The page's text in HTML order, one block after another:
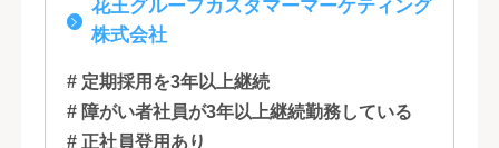
福岡花王グループカスタマーマーケティング
株式会社
# 定期採用を3年以上継続
# 障がい者社員が3年以上継続勤務している
# 正社員登用あり